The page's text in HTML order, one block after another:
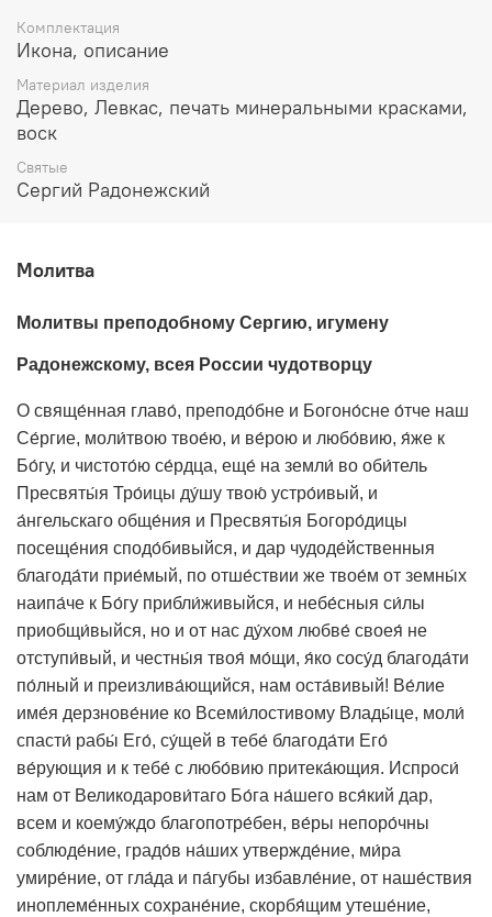
Комплектация
Икона, описание
Материал изделия
Дерево, Левкас, печать минеральными красками,
воск
Святые
Сергий Радонежский
Молитва
Молитвы преподобному Сергию, игумену
Радонежскому, всея России чудотворцу
О свяще́нная главо́, преподо́бне и Богоно́сне о́тче наш
Се́ргие, моли́твою твое́ю, и ве́рою и любо́вию, я́же к
Бо́гу, и чистото́ю се́рдца, еще́ на земли́ во оби́тель
Пресвяты́я Тро́ицы ду́шу твою́ устро́ивый, и
а́нгельскаго обще́ния и Пресвяты́я Богоро́дицы
посеще́ния сподо́бивыйся, и дар чудоде́йственныя
благода́ти прие́мый, по отше́ствии же твое́м от земны́х
наипа́че к Бо́гу прибли́живыйся, и небе́сныя си́лы
приобщи́выйся, но и от нас ду́хом любве́ своея́ не
отступи́вый, и честны́я твоя́ мо́щи, я́ко сосу́д благода́ти
по́лный и преизлива́ющийся, нам оста́вивый! Ве́лие
име́я дерзнове́ние ко Всеми́лостивому Влады́це, моли́
спасти́ рабы́ Его́, су́щей в тебе́ благода́ти Его́
ве́рующия и к тебе́ с любо́вию притека́ющия. Испроси́
нам от Великодарови́таго Бо́га на́шего вся́кий дар,
всем и коему́ждо благопотре́бен, ве́ры непоро́чны
соблюде́ние, градо́в на́ших утвержде́ние, ми́ра
умире́ние, от гла́да и па́губы избавле́ние, от наше́ствия
иноплеме́нных сохране́ние, скорбя́щим утеше́ние,